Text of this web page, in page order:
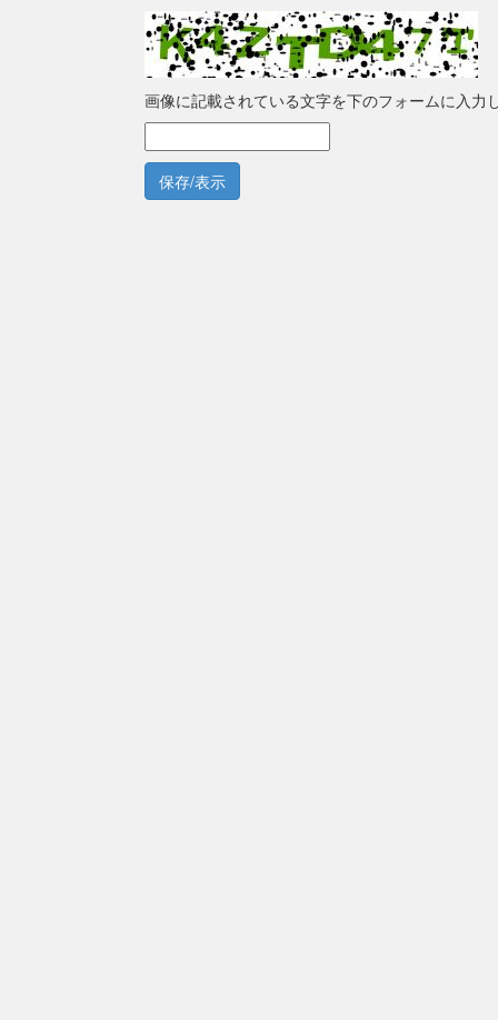
画像に記載されている文字を下のフォームに入力
保存/表示